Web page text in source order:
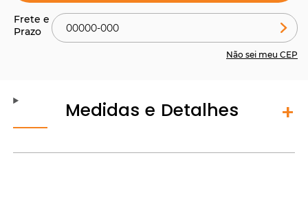
Não sei meu CEP
Medidas e Detalhes